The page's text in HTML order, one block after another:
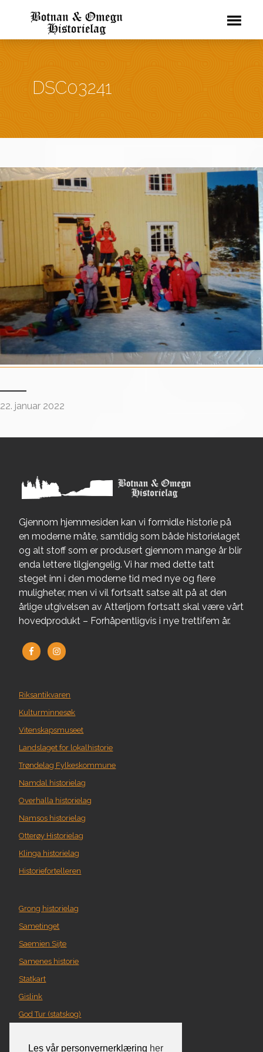
Les vår personvernerklæring her
DSC03241
22. januar 2022
Gjennom hjemmesiden kan vi formidle historie på
en moderne måte, samtidig som både historielaget
og alt stoff som er produsert gjennom mange år blir
enda lettere tilgjengelig. Vi har med dette tatt
steget inn i den moderne tid med nye og flere
muligheter, men vi vil fortsatt satse alt på at den
årlige utgivelsen av Atterljom fortsatt skal være vårt
hovedprodukt – Forhåpentligvis i nye trettifem år.
Riksantikvaren
Kulturminnesøk
Vitenskapsmuseet
Landslaget for lokalhistorie
Trøndelag Fylkeskommune
Namdal historielag
Overhalla historielag
Namsos historielag
Otterøy Historielag
Klinga historielag
Historiefortelleren
Grong historielag
Sametinget
Saemien Sijte
Samenes historie
Statkart
Gislink
God Tur (statskog)
Norgeskart